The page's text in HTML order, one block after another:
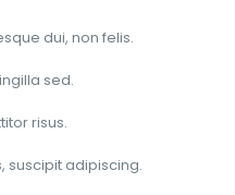
dui, non felis.
sed.
risus.
suscipit adipiscing.